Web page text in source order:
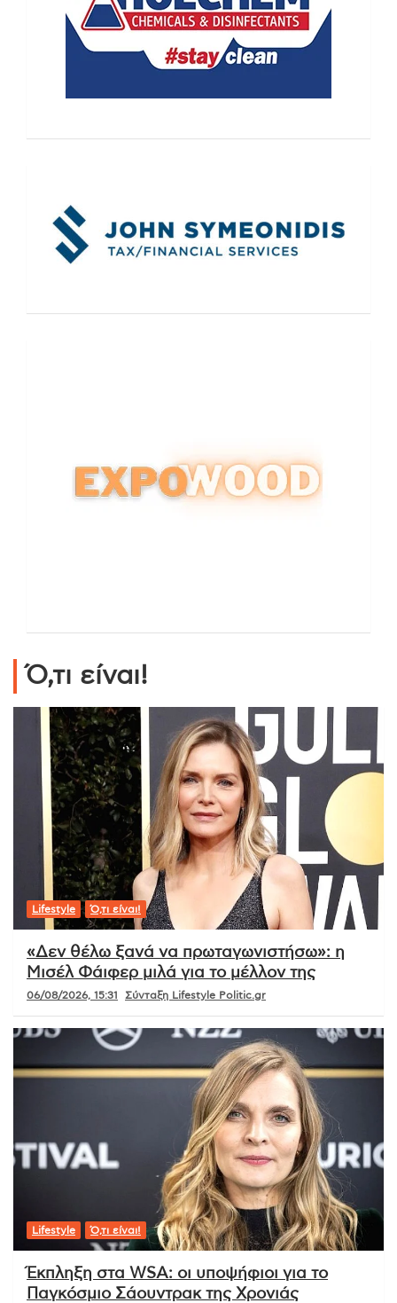
Ό,τι είναι!
Lifestyle Ό,τι είναι!
«Δεν θέλω ξανά να πρωταγωνιστήσω»: η
Μισέλ Φάιφερ μιλά για το μέλλον της
06/08/2026, 15:31 Σύνταξη Lifestyle Politic.gr
Lifestyle Ό,τι είναι!
Έκπληξη στα WSA: οι υποψήφιοι για το
Παγκόσμιο Σάουντρακ της Χρονιάς